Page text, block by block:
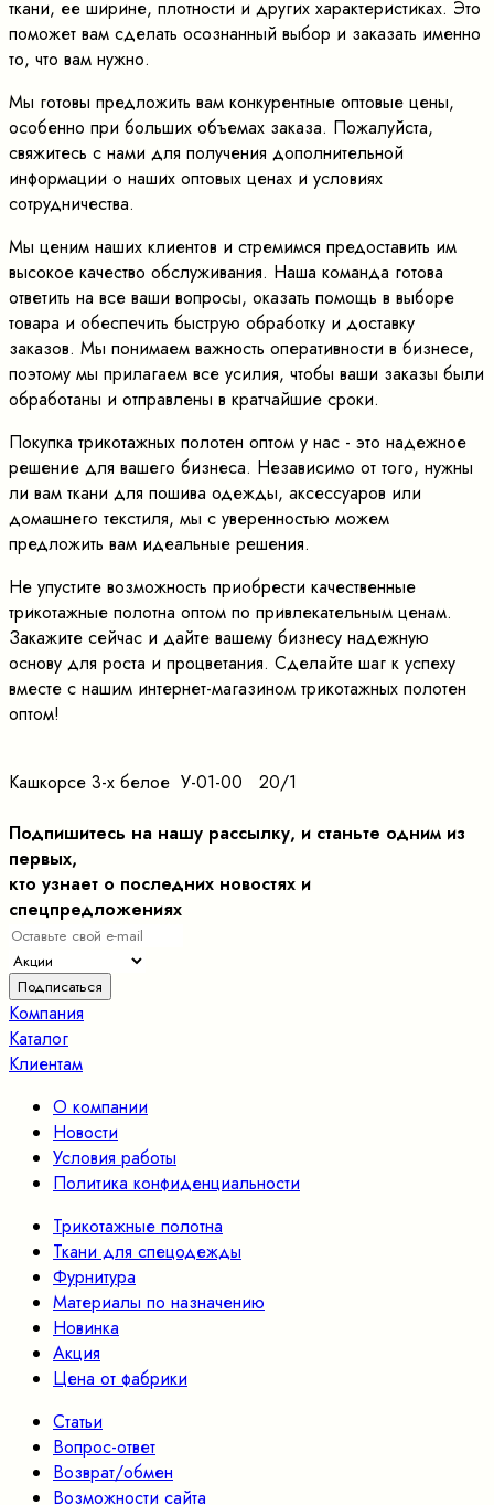
ткани, ее ширине, плотности и других характеристиках. Это
поможет вам сделать осознанный выбор и заказать именно
то, что вам нужно.
Мы готовы предложить вам конкурентные оптовые цены,
особенно при больших объемах заказа. Пожалуйста,
свяжитесь с нами для получения дополнительной
информации о наших оптовых ценах и условиях
сотрудничества.
Мы ценим наших клиентов и стремимся предоставить им
высокое качество обслуживания. Наша команда готова
ответить на все ваши вопросы, оказать помощь в выборе
товара и обеспечить быструю обработку и доставку
заказов. Мы понимаем важность оперативности в бизнесе,
поэтому мы прилагаем все усилия, чтобы ваши заказы были
обработаны и отправлены в кратчайшие сроки.
Покупка трикотажных полотен оптом у нас - это надежное
решение для вашего бизнеса. Независимо от того, нужны
ли вам ткани для пошива одежды, аксессуаров или
домашнего текстиля, мы с уверенностью можем
предложить вам идеальные решения.
Не упустите возможность приобрести качественные
трикотажные полотна оптом по привлекательным ценам.
Закажите сейчас и дайте вашему бизнесу надежную
основу для роста и процветания. Сделайте шаг к успеху
вместе с нашим интернет-магазином трикотажных полотен
оптом!
Кашкорсе 3-х белое У-01-00 20/1
Подпишитесь на нашу рассылку, и станьте одним из
первых,
кто узнает о последних новостях и
спецпредложениях
Компания
Каталог
Клиентам
О компании
Новости
Условия работы
Политика конфиденциальности
Трикотажные полотна
Ткани для спецодежды
Фурнитура
Материалы по назначению
Новинка
Акция
Цена от фабрики
Статьи
Вопрос-ответ
Возврат/обмен
Возможности сайта